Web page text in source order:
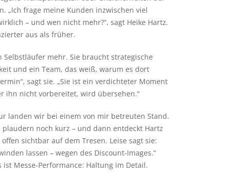
„Ich frage meine Kunden inzwischen viel
– und wen nicht mehr?“, sagt Heike Hartz.
aus als früher.
Selbstläufer mehr. Sie braucht strategische
und ein Team, das weiß, warum es dort
sagt sie. „Sie ist ein verdichteter Moment
ihn nicht vorbereitet, wird übersehen.“
landen wir bei einem von mir betreuten Stand.
noch kurz – und dann entdeckt Hartz
offen sichtbar auf dem Tresen. Leise sagt sie:
lassen – wegen des Discount-Images.“
ist Messe-Performance: Haltung im Detail.